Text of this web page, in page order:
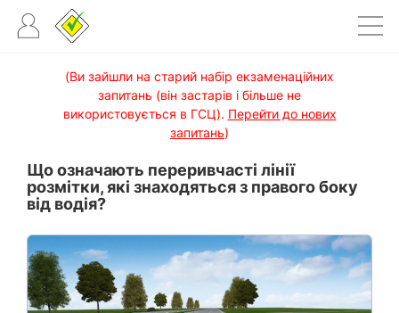
(Ви зайшли на старий набір екзаменаційних
запитань (він застарів і більше не
використовується в ГСЦ). Перейти до нових
запитань)
Що означають переривчасті лінії
розмітки, які знаходяться з правого боку
від водія?